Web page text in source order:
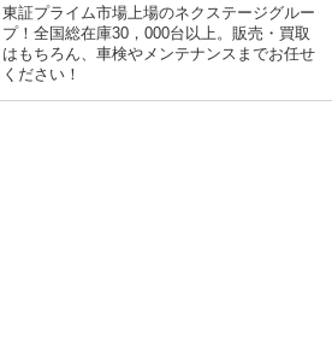
東証プライム市場上場のネクステージグルー
プ！全国総在庫30，000台以上。販売・買取
はもちろん、車検やメンテナンスまでお任せ
ください！